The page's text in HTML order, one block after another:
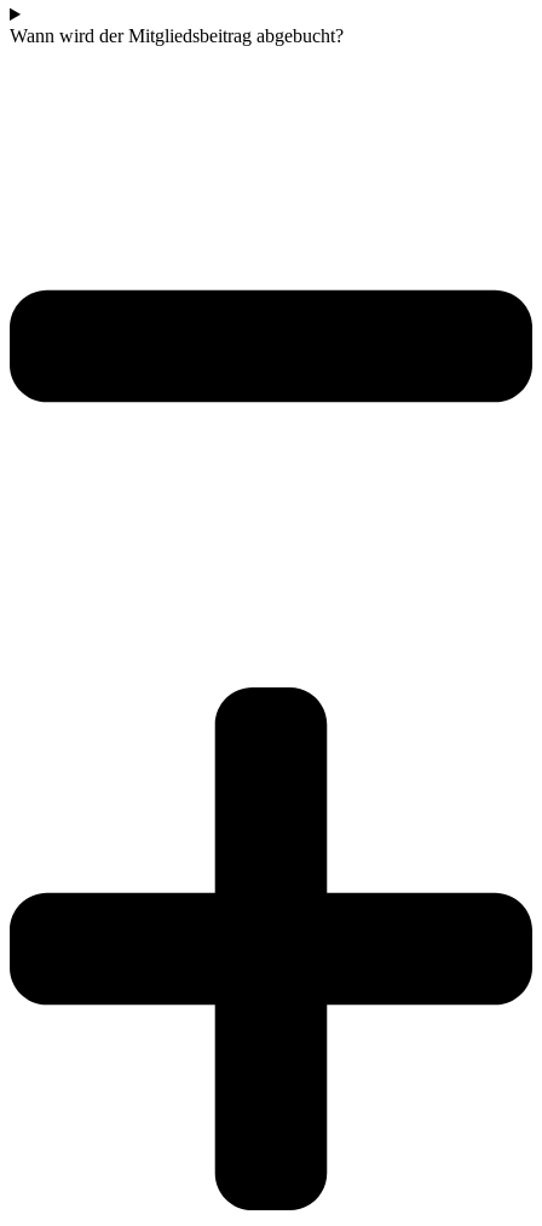
Wann wird der Mitgliedsbeitrag abgebucht?